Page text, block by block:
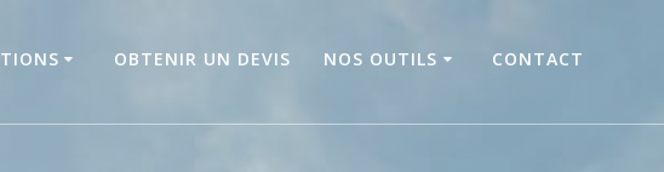
OBTENIR UN DEVIS NOS OUTILS CONTACT